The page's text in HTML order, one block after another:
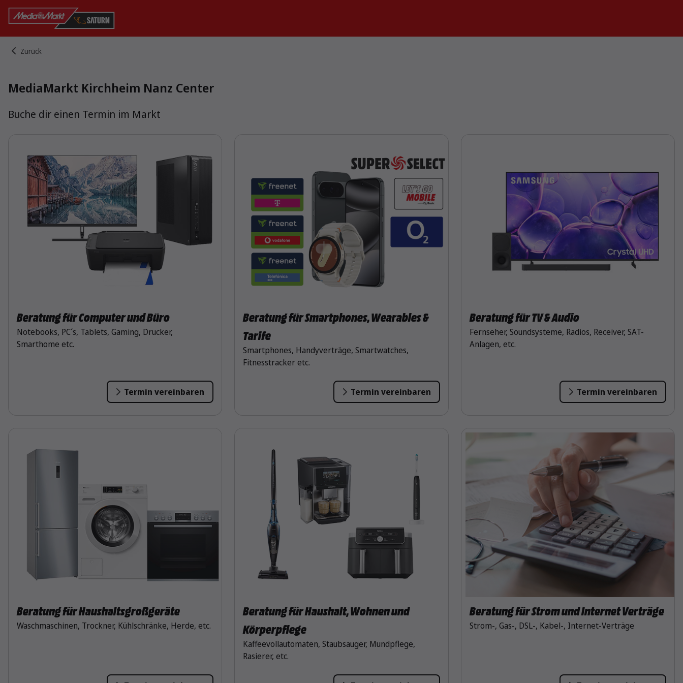
zurück
MediaMarkt Kirchheim Nanz Center
Buche dir einen Termin im Markt
Beratung für Computer und Büro
Notebooks, PC´s, Tablets, Gaming, Drucker,
Smarthome etc.
Termin vereinbaren
Beratung für Smartphones, Wearables &
Tarife
Smartphones, Handyverträge, Smartwatches,
Fitnesstracker etc.
Termin vereinbaren
Beratung für TV & Audio
Fernseher, Soundsysteme, Radios, Receiver, SAT-
Anlagen, etc.
Termin vereinbaren
Beratung für Haushaltsgroßgeräte
Waschmaschinen, Trockner, Kühlschränke, Herde, etc.
Beratung für Haushalt, Wohnen und
Körperpflege
Kaffeevollautomaten, Staubsauger, Mundpflege,
Rasierer, etc.
Beratung für Strom und Internet Verträge
Strom-, Gas-, DSL-, Kabel-, Internet-Verträge